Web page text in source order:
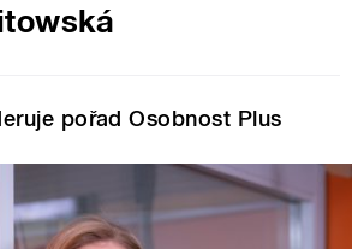
pořad Osobnost Plus